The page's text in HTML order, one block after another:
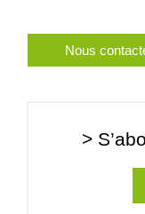
Nous
>